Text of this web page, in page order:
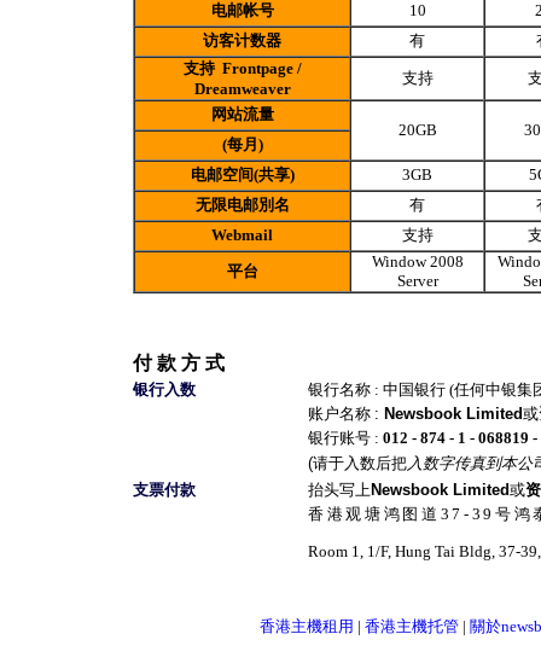
电邮帐号
10
访客计数器
有
支持Frontpage /
Dreamweaver
支持
网站流量
20GB
(每月 )
电邮空间(共享)
3GB
无限电邮別名
有
Webmail
支持
平台
Window 2008
Server
付 款 方 式
银行入数
银行名称 : 中国银行 (任何中银集
账户名称 : Newsbook Limited或
银行账号 : 012 - 874 - 1 - 068819 -
(请于入数后把入数字传真到本公
支票付款
抬头写上Newsbook Limited或
香港观塘鸿图道37-39号鸿
Room 1, 1/F, Hung Tai Bldg, 37-
香港主機租用 | 香港主機托管| 關於